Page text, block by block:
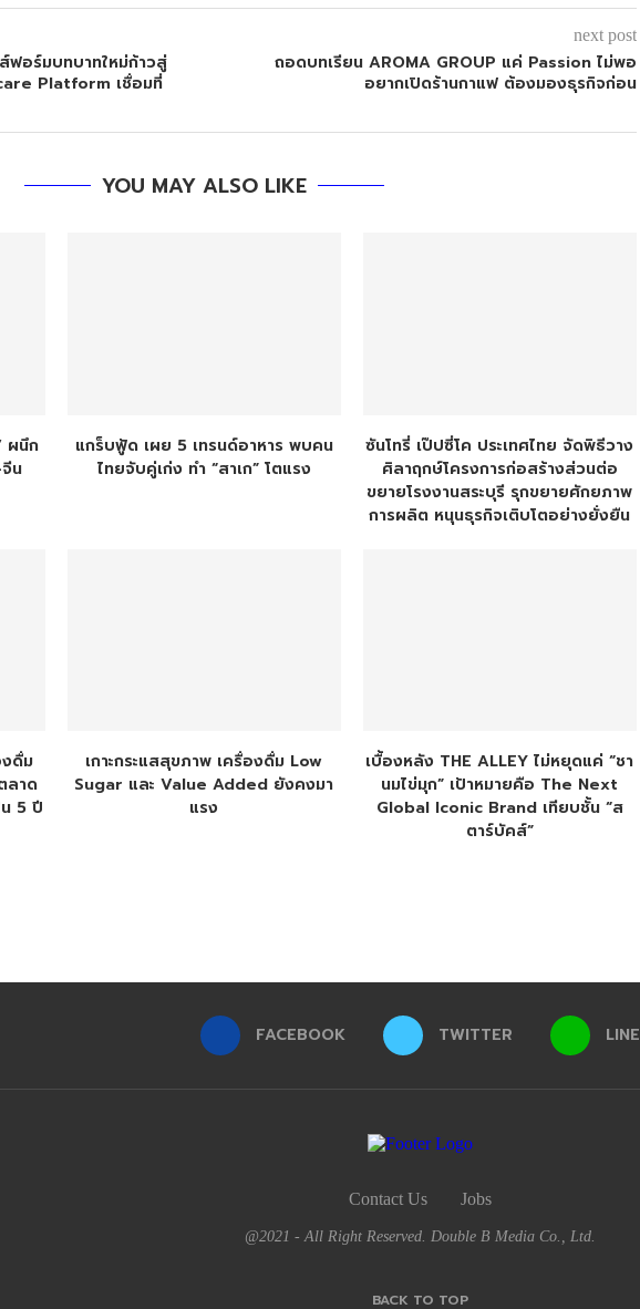
ฟอร์มบทบาทใหม่ก้าวสู่
Platform เชื่อมที่
next post
ถอดบทเรียน AROMA GROUP แค่ Passion ไม่พอ
อยากเปิดร้านกาแฟ ต้องมองธุรกิจก่อน
YOU MAY ALSO LIKE
ผนึก
น
แกร็บฟู้ด เผย 5 เทรนด์อาหาร พบคน
ไทยจับคู่เก่ง ทำ “สาเก” โตแรง
ซันโทรี่ เป๊ปซี่โค ประเทศไทย จัดพิธีวาง
ศิลาฤกษ์โครงการก่อสร้างส่วนต่อ
ขยายโรงงานสระบุรี รุกขยายศักยภาพ
การผลิต หนุนธุรกิจเติบโตอย่างยั่งยืน
ดื่ม
ลาด
5 ปี
เกาะกระแสสุขภาพ เครื่องดื่ม Low
Sugar และ Value Added ยังคงมา
แรง
เบื้องหลัง THE ALLEY ไม่หยุดแค่​ “ชา
นมไข่มุก” เป้าหมายคือ The Next
Global Iconic Brand เทียบชั้น “ส
ตาร์บัคส์”
FACEBOOK TWITTER LINE
Contact Us Jobs
@2021 - All Right Reserved. Double B Media Co., Ltd.
BACK TO TOP